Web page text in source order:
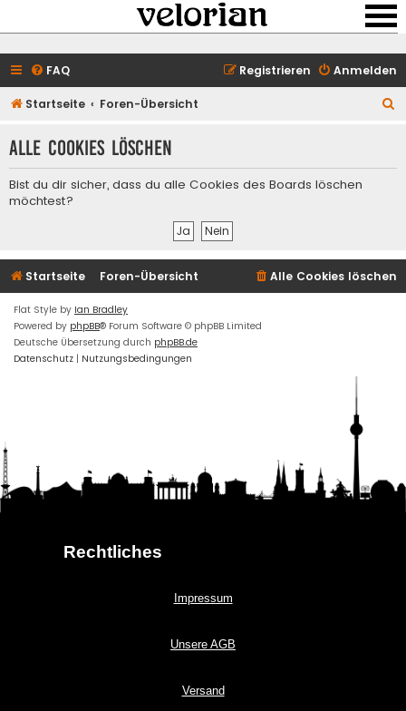
FAQ Anmelden
Registrieren
Startseite Foren-Übersicht
h
Alle Cookies löschen
Bist du dir sicher, dass du alle Cookies des Boards löschen
möchtest?
Startseite Foren-Übersicht Alle Cookies löschen
Flat Style by Ian Bradley
Powered by phpBB® Forum Software © phpBB Limited
Deutsche Übersetzung durch phpBB.de
Datenschutz | Nutzungsbedingungen
Rechtliches
Impressum
Unsere AGB
Versand